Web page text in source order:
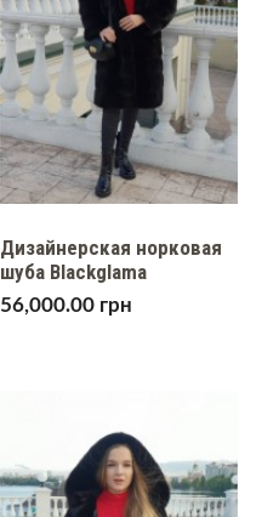
Дизайнерcкая норковая
шуба Blackglama
56,000.00 грн